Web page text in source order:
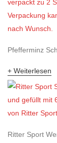
Pfefferminz
Weiterlesen
Ritter Sport